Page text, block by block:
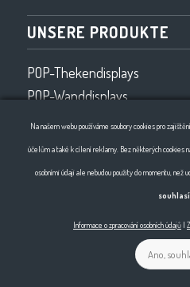
UNSERE PRODUKTE
POP-Thekendisplays
POP-Wanddisplays
Ladenausstattung
Drahtprogramm
2D- und 3D-Drahtbiegen
Na našem webu používáme soubory cookies pro
účelům a také k cílení reklamy. Bez některých cookies
osobními údaji ale nebudou použity do momentu,
Informace o zpracování osobních údajů |
Ano,